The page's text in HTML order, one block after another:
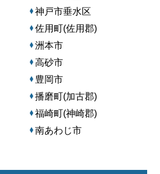
神戸市垂水区
佐用町(佐用郡)
洲本市
高砂市
豊岡市
播磨町(加古郡)
福崎町(神崎郡)
南あわじ市